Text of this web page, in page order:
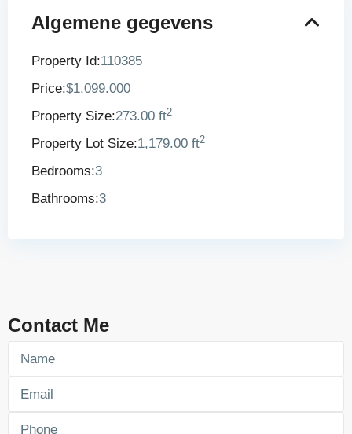
Algemene gegevens
Property Id:110385
Price:$1.099.000
Property Size:273.00 ft2
Property Lot Size:1,179.00 ft2
Bedrooms:3
Bathrooms:3
Contact Me